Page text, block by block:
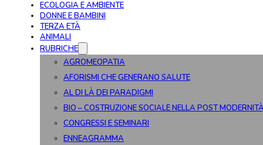
ECOLOGIA E AMBIENTE
DONNE E BAMBINI
TERZA ETÀ
ANIMALI
RUBRICHE
AGROMEOPATIA
AFORISMI CHE GENERANO SALUTE
AL DI LÀ DEI PARADIGMI
BIO – COSTRUZIONE SOCIALE NELLA POST
CONGRESSI E SEMINARI
ENNEAGRAMMA